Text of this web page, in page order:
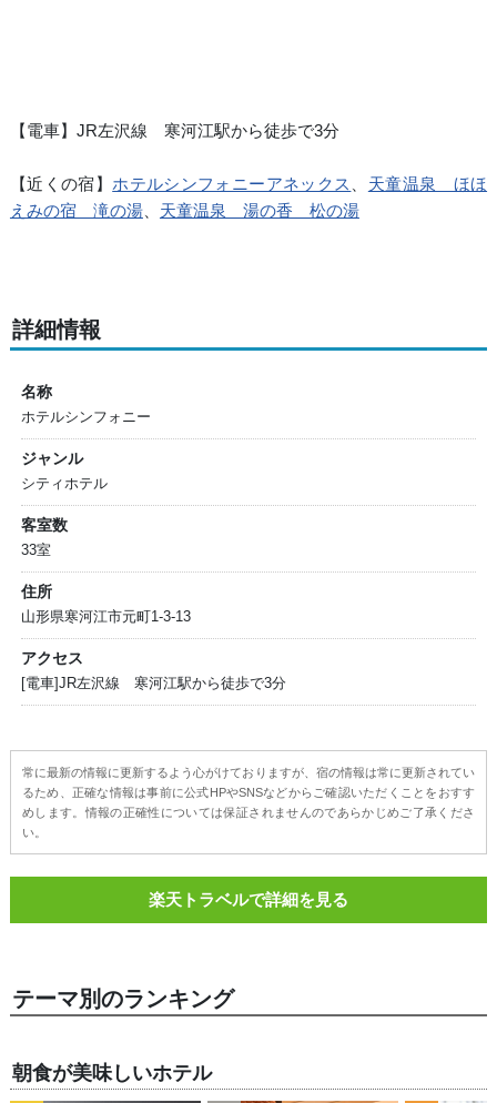
【電車】JR左沢線 寒河江駅から徒歩で3分
【近くの宿】 ホテルシンフォニーアネックス
天童温泉 ほほ
えみの宿 滝の湯、 天童温泉 湯の香 松の湯
詳細情報
名称
ホテルシンフォニー
ジャンル
シティホテル
客室数
33室
住所
山形県寒河江市元町1-3-13
アクセス
[電車]JR左沢線 寒河江駅から徒歩で3分
常に最新の情報に更新するよう心がけておりますが、宿の情報は常に更新されてい
るため、正確な情報は事前に公式HPやSNSなどからご確認いただくことをおすす
めします。情報の正確性については保証されませんのであらかじめご了承くださ
い。
楽天トラベルで詳細を見る
テーマ別のランキング
朝食が美味しいホテル